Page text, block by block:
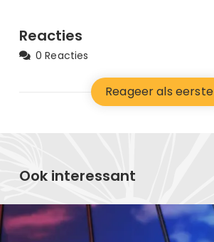
Reacties
0 Reacties
Reageer als eerste
Ook interessant